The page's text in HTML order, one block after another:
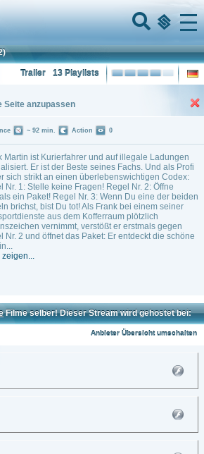
Menu
13 Playlists
Trailer
Seite anzupassen
Martin ist Kurierfahrer und auf illegale Ladungen
Er ist der Beste seines Fachs. Und als Profi
sich strikt an einen überlebenswichtigen Codex:
Nr. 1: Stelle keine Fragen! Regel Nr. 2: Öffne
ein Paket! Regel Nr. 3: Wenn Du eine der beiden
brichst, bist Du tot! Als Frank bei einem seiner
aus dem Kofferraum plötzlich
vernimmt, verstößt er erstmals gegen
Nr. 2 und öffnet das Paket: Er entdeckt die schöne
zeigen...
~ 92 min. Action 0
Filme selber! Dieser Stream wird gehostet bei:
Anbieter Übersicht umschalten